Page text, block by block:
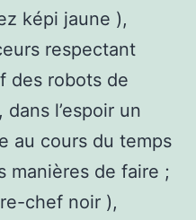
képi jaune ),
respectant
des robots de
l’espoir un
au cours du temps
manières de faire ;
chef noir ),